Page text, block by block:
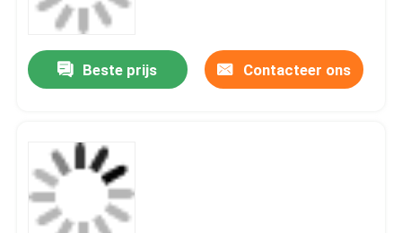
Beste prijs Contacteer ons